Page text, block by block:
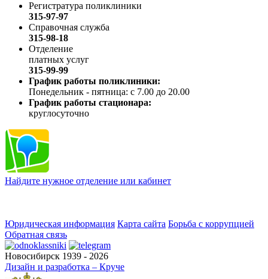
Регистратура поликлиники
315-97-97
Справочная служба
315-98-18
Отделение
платных услуг
315-99-99
График работы поликлиники:
Понедельник - пятница: с 7.00 до 20.00
График работы стационара:
круглосуточно
Найдите нужное отделение или кабинет
Юридическая информация Карта сайта Борьба с коррупцией
Обратная связь
Новосибирск 1939 - 2026
Дизайн и разработка – Круче